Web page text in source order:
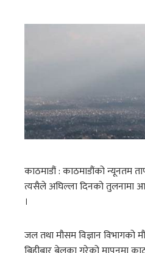
काठमाडौं : काठमाडौंको न्यूनतम
त्यसैले अघिल्ला दिनको
।
जल तथा मौसम विज्ञान विभागको